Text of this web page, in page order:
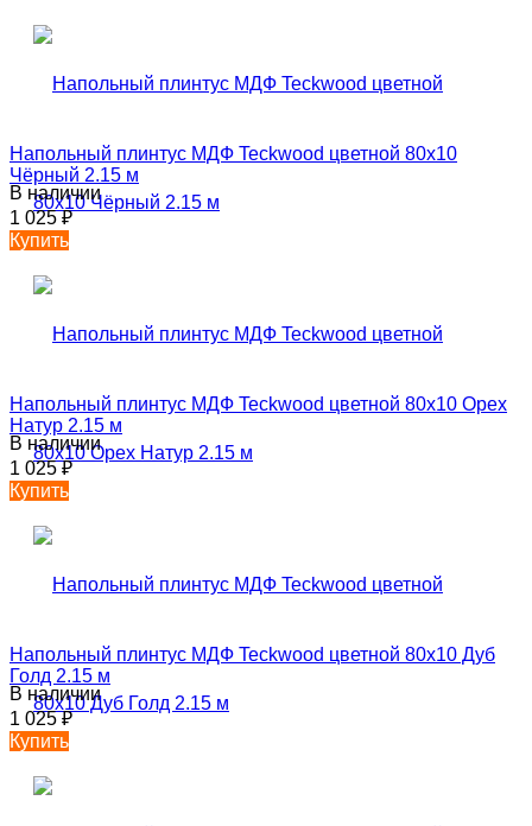
Напольный плинтус МДФ Teckwood цветной 80х10
Чёрный 2.15 м
В наличии
1 025₽
Купить
Напольный плинтус МДФ Teckwood цветной 80х10 Орех
Натур 2.15 м
В наличии
1 025₽
Купить
Напольный плинтус МДФ Teckwood цветной 80х10 Дуб
Голд 2.15 м
В наличии
1 025₽
Купить